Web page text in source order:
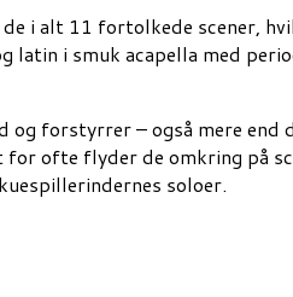
i alt 11 fortolkede scener,
i smuk acapella med
forstyrrer – også mere
ofte flyder de omkring på
soloer.